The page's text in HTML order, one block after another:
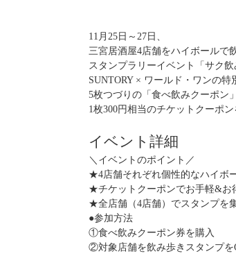
11月25日～27日、
三宮居酒屋4店舗をハイボールで
スタンプラリーイベント「サク
SUNTORY × ワールド・ワンの特
5枚つづりの「食べ飲みクーポン
1枚300円相当のチケットクーポ
イベント詳細
＼イベントのポイント／
★4店舗それぞれ個性的なハイボ
★チケットクーポンでお手軽&お
★全店舗（4店舗）でスタンプを
●参加方法
①食べ飲みクーポン券を購入
②対象店舗を飲み歩きスタンプを